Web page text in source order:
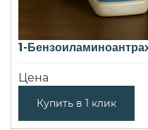
1-
Цена
Купить в 1 клик